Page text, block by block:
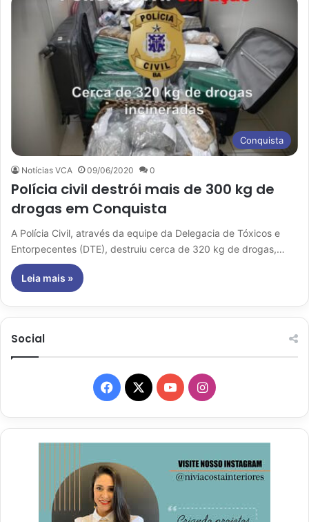
Conquista
Notícias VCA 09/06/2020 0
Polícia civil destrói mais de 300 kg de
drogas em Conquista
A Polícia Civil, através da equipe da Delegacia de Tóxicos e
Entorpecentes (DTE), destruiu cerca de 320 kg de drogas,…
Leia mais »
Social
Facebook
X YouTubeInstagram